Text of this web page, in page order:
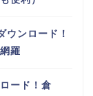
ウンロード！
羅
ード！倉